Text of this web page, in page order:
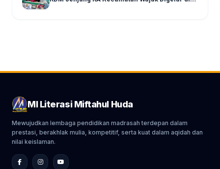
MI Literasi Miftahul Huda
Mewujudkan lembaga pendidikan madrasah terdepan dalam
prestasi, berakhlak mulia, kompetitif, serta kuat dalam aqidah dan
nilai keislaman.